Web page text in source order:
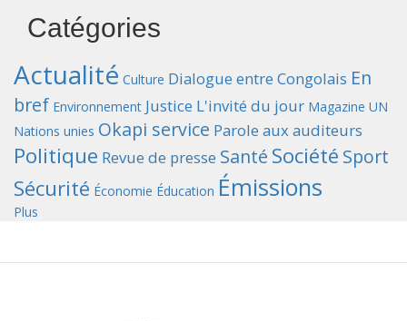
Catégories
Actualité Culture Dialogue entre Congolais En
bref Environnement Justice L'invité du jour Magazine UN
Nations unies Okapi service Parole aux auditeurs
Politique Revue de presse Santé Société Sport
Sécurité Économie Éducation Émissions
Plus